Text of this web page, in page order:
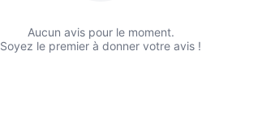
Aucun avis pour le moment.
Soyez le premier à donner votre avis !